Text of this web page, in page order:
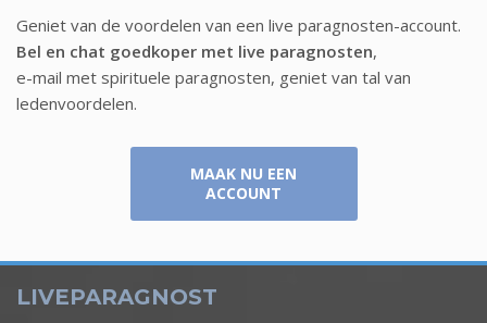
Geniet van de voordelen van een live paragnosten-account.
Bel en chat goedkoper met live paragnosten,
e-mail met spirituele paragnosten, geniet van tal van
ledenvoordelen.
MAAK NU EEN
ACCOUNT
LIVEPARAGNOST